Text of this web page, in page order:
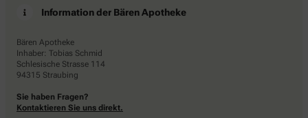
Information der Bären Apotheke
Bären Apotheke
Inhaber: Tobias Schmid
Schlesische Strasse 114
94315 Straubing
Sie haben Fragen?
Kontaktieren Sie uns direkt.